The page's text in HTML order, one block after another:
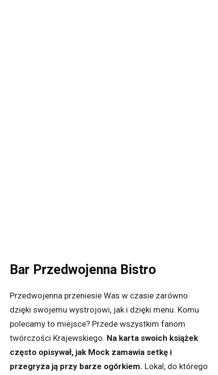
Bar Przedwojenna Bistro
Przedwojenna przeniesie Was w czasie zarówno
dzięki swojemu wystrojowi, jak i dzięki menu. Komu
polecamy to miejsce? Przede wszystkim fanom
twórczości Krajewskiego. Na karta swoich książek
często opisywał, jak Mock zamawia setkę i
przegryza ją przy barze ogórkiem. Lokal, do którego